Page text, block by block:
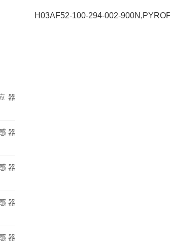
器
器
器
器
器
H03AF52-100-294-002-